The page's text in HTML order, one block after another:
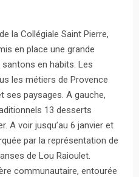
la Collégiale Saint Pierre,
en place une grande
en habits. Les
les métiers de Provence
ses paysages. A gauche,
13 desserts
A voir jusqu’au 6 janvier et
par la représentation de
de Lou Raioulet.
communautaire, entourée